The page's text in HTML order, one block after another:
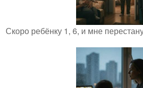
Скоро ребёнку 1, 6, и мне